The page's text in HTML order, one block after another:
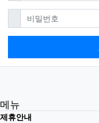
비밀번호필수
메뉴
제휴안내